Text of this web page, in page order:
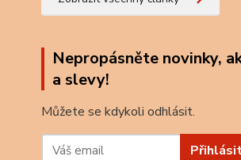
Nepropásněte novinky,
a slevy!
Můžete se kdykoli odhlásit.